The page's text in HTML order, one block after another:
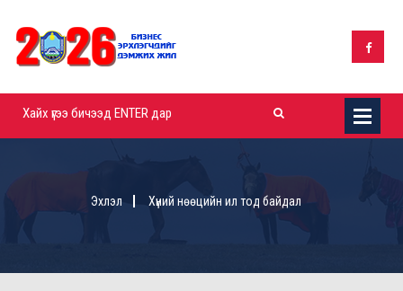
Эхлэл Хүний нөөцийн ил тод байдал